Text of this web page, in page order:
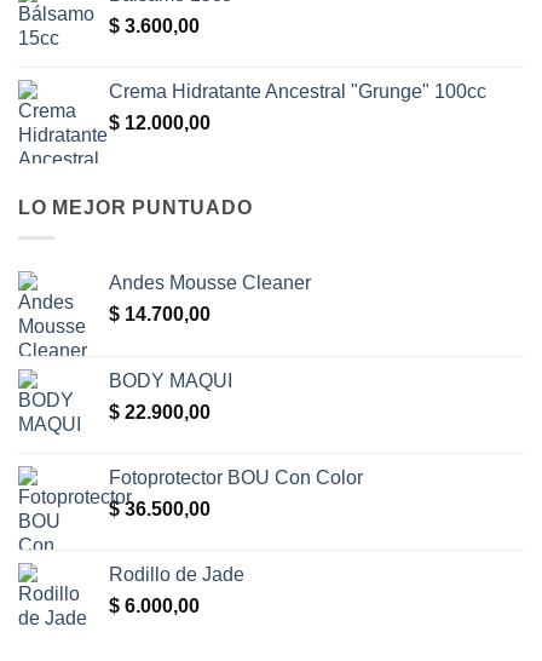
$ 3.600,00
Crema Hidratante Ancestral "Grunge" 100cc
$ 12.000,00
LO MEJOR PUNTUADO
Andes Mousse Cleaner
$ 14.700,00
BODY MAQUI
$ 22.900,00
Fotoprotector BOU Con Color
$36.500,00
Rodillo de Jade
$ 6.000,00